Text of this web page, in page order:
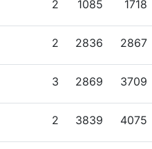
2 1085 1718
2 2836 2867
3 2869 3709
2 3839 4075